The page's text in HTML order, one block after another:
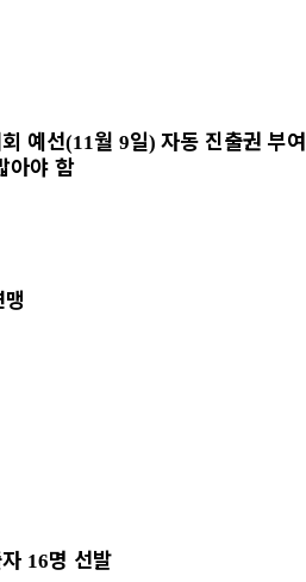
예선(11월 9일) 자동 진출권 부여
아야 함
16명 선발